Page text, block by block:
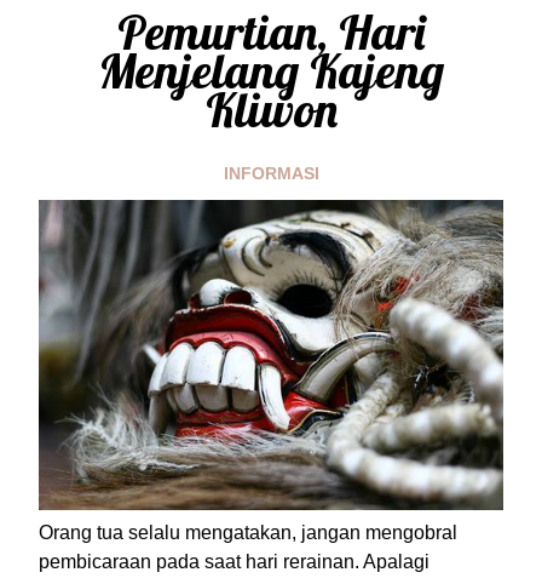
Pemurtian, Hari
Menjelang Kajeng
Kliwon
INFORMASI
Orang tua selalu mengatakan, jangan mengobral
pembicaraan pada saat hari rerainan. Apalagi